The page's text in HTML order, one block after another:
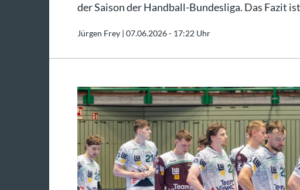
der Saison der Handball-Bundesliga. Das Fazit
Jürgen Frey | 07.06.2026 - 17:22 Uhr